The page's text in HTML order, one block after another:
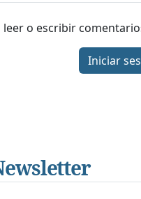
leer o escribir
Iniciar